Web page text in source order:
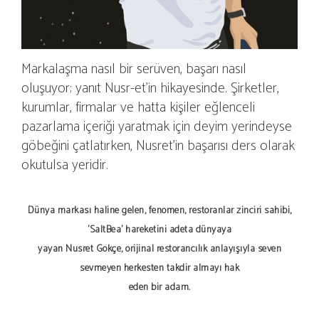
Markalaşma nasıl bir serüven, başarı nasıl
oluşuyor; yanıt Nusr-et'in hikayesinde. Şirketler,
kurumlar, firmalar ve hatta kişiler eğlenceli
pazarlama içeriği yaratmak için deyim yerindeyse
göbeğini çatlatırken, Nusret'in başarısı ders olarak
okutulsa yeridir.
Dünya markası haline gelen, fenomen, restoranlar zinciri sahibi,
'SaltBea' hareketini adeta dünyaya
yayan Nusret Gökçe, orijinal restorancılık anlayışıyla seven
sevmeyen herkesten takdir almayı hak
eden bir adam.